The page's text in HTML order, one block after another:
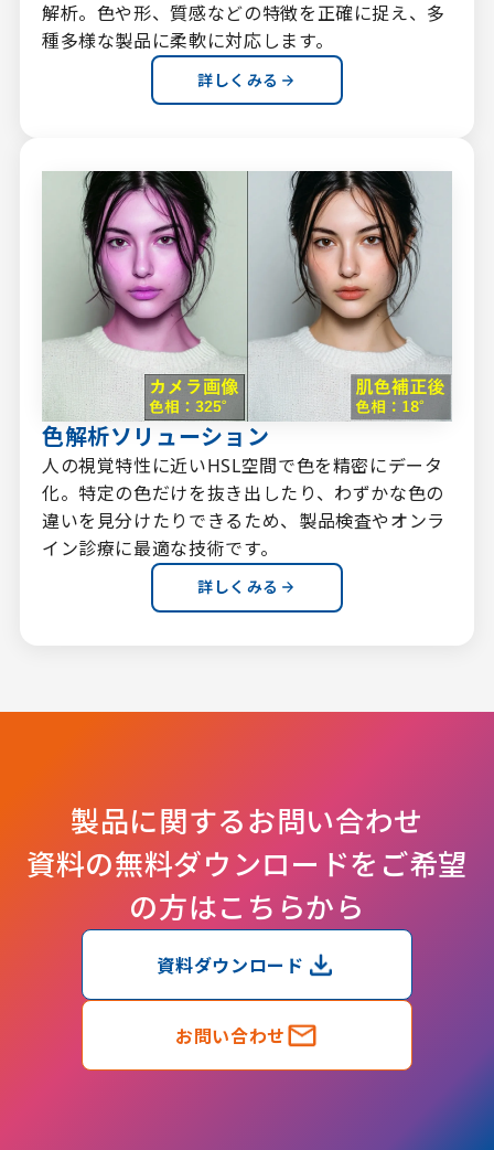
解析。色や形、質感などの特徴を正確に捉え、多
種多様な製品に柔軟に対応します。
詳しくみる
色解析ソリューション
人の視覚特性に近いHSL空間で色を精密にデータ
化。特定の色だけを抜き出したり、わずかな色の
違いを見分けたりできるため、製品検査やオンラ
イン診療に最適な技術です。
詳しくみる
製品に関するお問い合わせ
資料の無料ダウンロードをご希望
の方はこちらから
資料ダウンロード
お問い合わせ